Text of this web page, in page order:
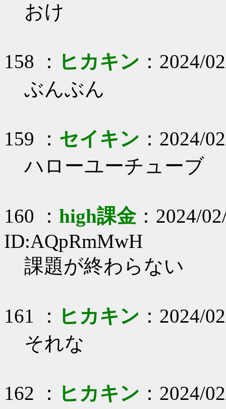
おけ
158 ： ヒカキン ：2024/
ぶんぶん
159 ： セイキン ：2024/
ハローユーチューブ
160 ： high課金：2024/
ID:AQpRmMwH
課題が終わらない
161 ： ヒカキン ：2024/
それな
162 ： ヒカキン ：2024/